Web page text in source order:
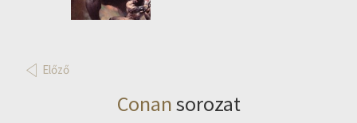
Előző
Conansorozat